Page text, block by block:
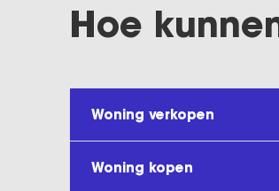
Hoe
Woning verkopen
Woning kopen